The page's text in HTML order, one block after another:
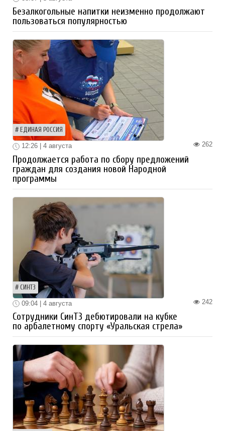
Безалкогольные напитки неизменно продолжают
пользоваться популярностью
ЕДИНАЯ РОССИЯ
262
12:26 | 4 августа
Продолжается работа по сбору предложений
граждан для создания новой Народной
программы
СИНТЗ
242
09:04 | 4 августа
Сотрудники СинТЗ дебютировали на кубке
по арбалетному спорту «Уральская стрела»